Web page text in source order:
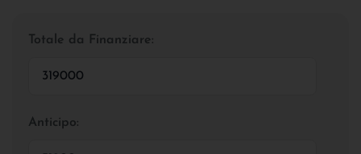
Totale da Finanziare:
Anticipo: